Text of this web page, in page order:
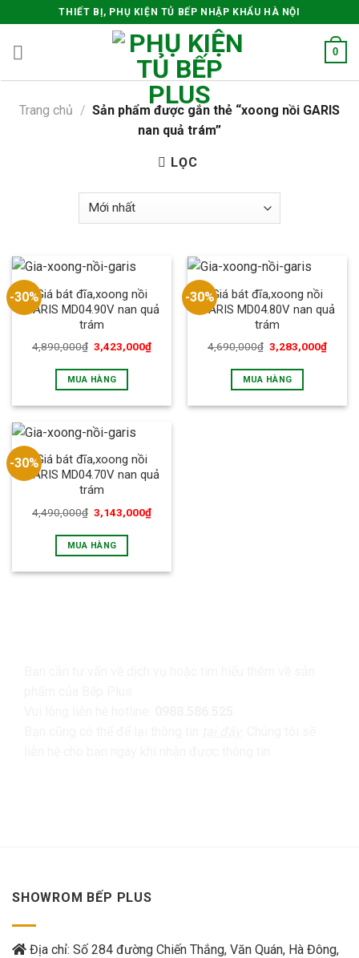
to
content
THIẾT BỊ, PHỤ KIỆN TỦ BẾP NHẬP KHẨU HÀ NỘI
0
Trang chủ / Sản phẩm được gắn thẻ “xoong nồi GARIS
nan quả trám”
LỌC
-30%Giá bát đĩa,xoong nồi
GARIS MD04.90V nan quả
trám
4,890,000₫ 3,423,000₫
MUA HÀNG
-30%Giá bát đĩa,xoong nồi
GARIS MD04.80V nan quả
trám
4,690,000₫ 3,283,000₫
MUA HÀNG
-30%Giá bát đĩa,xoong nồi
GARIS MD04.70V nan quả
trám
4,490,000₫ 3,143,000₫
MUA HÀNG
SHOWROM BẾP PLUS
Địa chỉ: Số 284 đường Chiến Thắng, Văn Quán, Hà Đông,